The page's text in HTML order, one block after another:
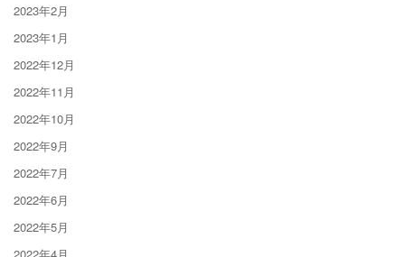
2023年2月
2023年1月
2022年12月
2022年11月
2022年10月
2022年9月
2022年7月
2022年6月
2022年5月
2022年4月